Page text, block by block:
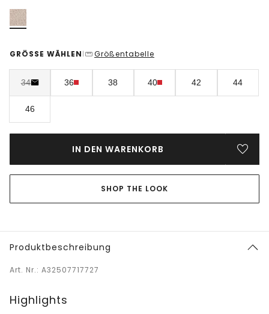
GRÖSSE WÄHLEN | Größentabelle
34 36 38 40 42 44
46
IN DEN WARENKORB
SHOP THE LOOK
Produktbeschreibung
Art. Nr.: A32507717727
Highlights